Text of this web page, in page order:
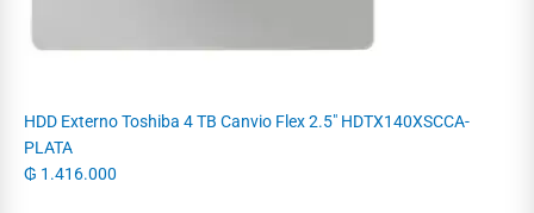
HDD Externo Toshiba 4 TB Canvio Flex 2.5" HDTX140XSCCA-
PLATA
₲ 1.416.000